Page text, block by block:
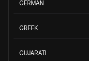
GERMAN
GREEK
GUJARATI